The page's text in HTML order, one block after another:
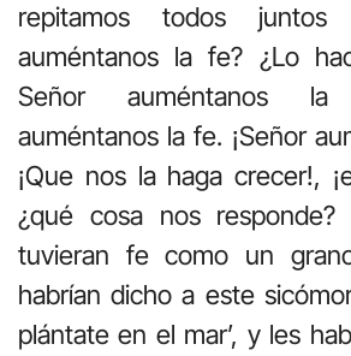
repitamos todos juntos
auméntanos la fe? ¿Lo
Señor auméntanos
auméntanos la fe. ¡Señor
¡Que nos la haga crecer!,
¿qué cosa nos responde?
tuvieran fe como un
habrían dicho a este
plántate en el mar’, y les